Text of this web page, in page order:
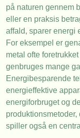
på naturen gennem
eller en praksis
affald, sparer energi
For eksempel er
metal ofte
genbruges mange
Energibesparende
energieffektive
energiforbruget og
spiller også en